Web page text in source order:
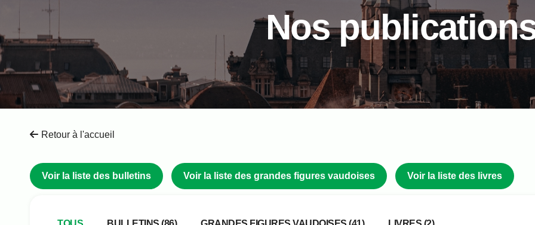
Nos
Retour à l'accueil
Voir la liste des bulletins Voir la liste des grandes figures vaudoises Voir la liste des livres
Type de publication